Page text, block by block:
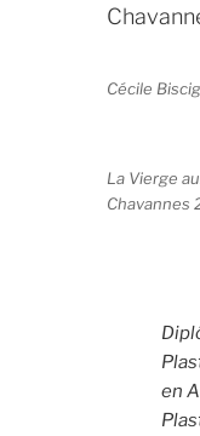
Cécile
La Vierge
Chavannes
en